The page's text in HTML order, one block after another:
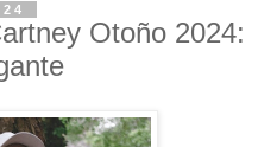
Otoño 2024: